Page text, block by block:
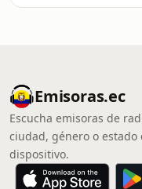
Emisoras.ec
Escucha emisoras de
ciudad, género o
dispositivo.